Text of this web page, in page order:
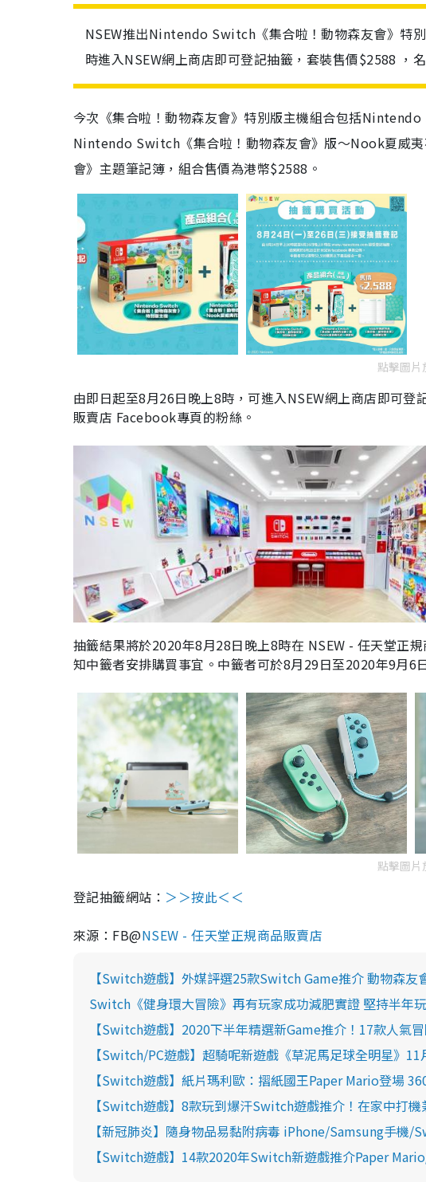
NSEW推出Nintendo Switch《集合啦！動物森友會》特
時進入NSEW網上商店即可登記抽籤，套裝售價$2588 ，
今次《集合啦！動物森友會》特別版主機組合包括Nintendo
Nintendo Switch 《集合啦！動物森友會》版～Nook夏威
會》主題筆記簿，組合售價為港幣$2588 。
點擊圖片
由即日起至8月26日晚上8時，可進入NSEW網上商店即可登
販賣店 Facebook專頁的粉絲。
抽籤結果將於2020年8月28日晚上8時在 NSEW - 任天堂正
知中籤者安排購買事宜。中籤者可於8月29日至2020年9月6
點擊圖片
登記抽籤網站： ＞＞按此＜＜
來源： FB@NSEW - 任天堂正規商品販賣店
【Switch遊戲】外媒評選25款Switch Game推介 動物森友
Switch《健身環大冒險》再有玩家成功減肥實證 堅持半年
【Switch遊戲】2020下半年精選新Game推介！17款人氣
【Switch/PC遊戲】超騎呢新遊戲《草泥馬足球全明星》
【Switch遊戲】紙片瑪利歐：摺紙國王Paper Mario登場
【Switch遊戲】8款玩到爆汗Switch遊戲推介！在家中打
【新冠肺炎】隨身物品易黏附病毒 iPhone/Samsung手機/
【Switch遊戲】14款2020年Switch新遊戲推介Paper